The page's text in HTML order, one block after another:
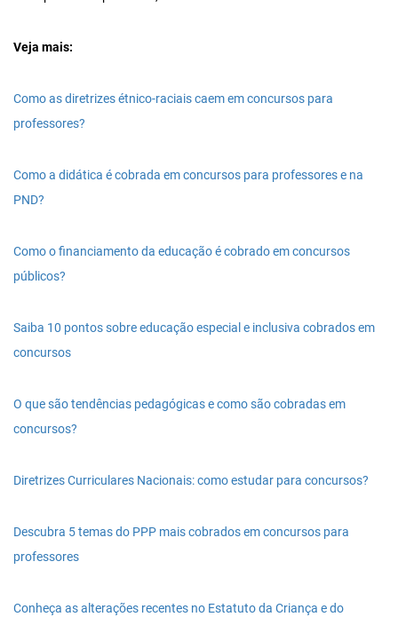
Veja mais:
Como as diretrizes étnico-raciais caem em concursos para
professores?
Como a didática é cobrada em concursos para professores e na
PND?
Como o financiamento da educação é cobrado em concursos
públicos?
Saiba 10 pontos sobre educação especial e inclusiva cobrados em
concursos
O que são tendências pedagógicas e como são cobradas em
concursos?
Diretrizes Curriculares Nacionais: como estudar para concursos?
Descubra 5 temas do PPP mais cobrados em concursos para
professores
Conheça as alterações recentes no Estatuto da Criança e do